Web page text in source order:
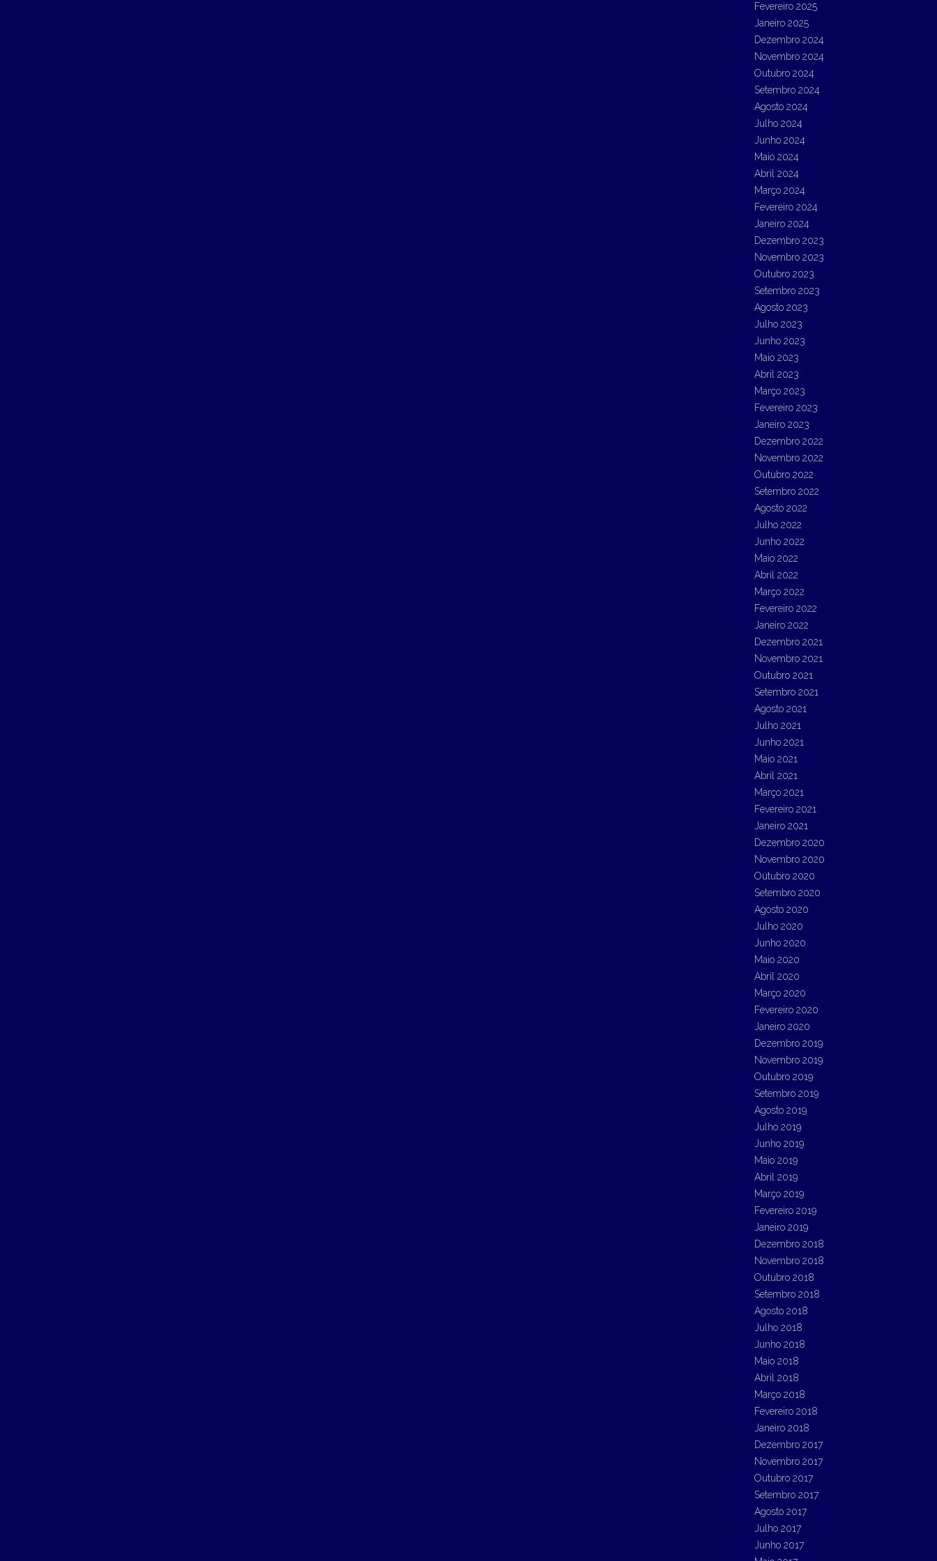
Fevereiro 2025
Janeiro 2025
Dezembro 2024
Novembro 2024
Outubro 2024
Setembro 2024
Agosto 2024
Julho 2024
Junho 2024
Maio 2024
Abril 2024
Março 2024
Fevereiro 2024
Janeiro 2024
Dezembro 2023
Novembro 2023
Outubro 2023
Setembro 2023
Agosto 2023
Julho 2023
Junho 2023
Maio 2023
Abril 2023
Março 2023
Fevereiro 2023
Janeiro 2023
Dezembro 2022
Novembro 2022
Outubro 2022
Setembro 2022
Agosto 2022
Julho 2022
Junho 2022
Maio 2022
Abril 2022
Março 2022
Fevereiro 2022
Janeiro 2022
Dezembro 2021
Novembro 2021
Outubro 2021
Setembro 2021
Agosto 2021
Julho 2021
Junho 2021
Maio 2021
Abril 2021
Março 2021
Fevereiro 2021
Janeiro 2021
Dezembro 2020
Novembro 2020
Outubro 2020
Setembro 2020
Agosto 2020
Julho 2020
Junho 2020
Maio 2020
Abril 2020
Março 2020
Fevereiro 2020
Janeiro 2020
Dezembro 2019
Novembro 2019
Outubro 2019
Setembro 2019
Agosto 2019
Julho 2019
Junho 2019
Maio 2019
Abril 2019
Março 2019
Fevereiro 2019
Janeiro 2019
Dezembro 2018
Novembro 2018
Outubro 2018
Setembro 2018
Agosto 2018
Julho 2018
Junho 2018
Maio 2018
Abril 2018
Março 2018
Fevereiro 2018
Janeiro 2018
Dezembro 2017
Novembro 2017
Outubro 2017
Setembro 2017
Agosto 2017
Julho 2017
Junho 2017